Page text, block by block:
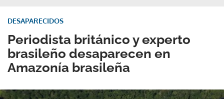
Periodista británico y experto
brasileño desaparecen en
Amazonía brasileña
DESAPARECIDOS